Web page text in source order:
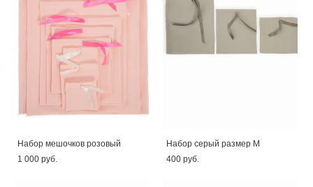
Набор мешочков розовый
1 000 pуб.
Набор серый размер М
400 pуб.